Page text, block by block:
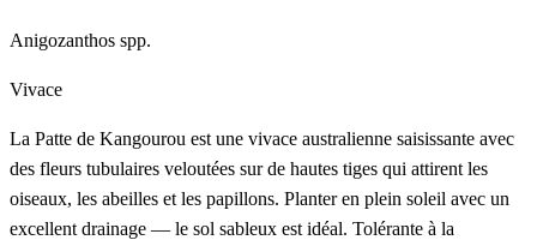
Anigozanthos spp.
Vivace
La Patte de Kangourou est une vivace australienne saisissante avec
des fleurs tubulaires veloutées sur de hautes tiges qui attirent les
oiseaux, les abeilles et les papillons. Planter en plein soleil avec un
excellent drainage — le sol sableux est idéal. Tolérante à la